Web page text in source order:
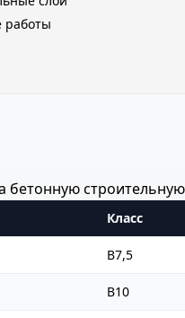
работы
Класс
B7,5
B10